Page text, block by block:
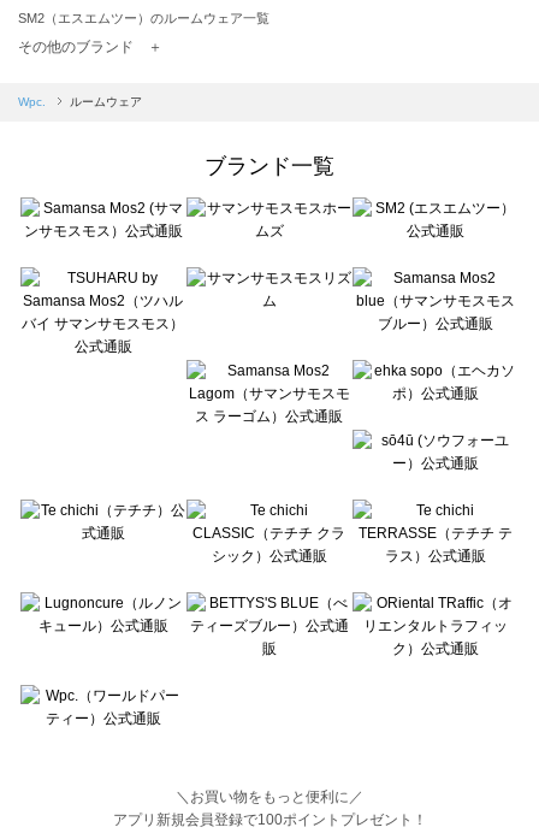
SM2（エスエムツー）のルームウェア一覧
TSUHARU by Samansa Mos2（ツハルバイサマンサモスモス）のルームウェア一覧
Samansa Mos2 blue（サマンサモスモス ブルー）のルームウェア一覧
sō4ū（ソウフォーユー）のルームウェア一覧
Te chichi（テチチ）のルームウェア一覧
Te chichi CLASSIC（テチチ クラシック）のルームウェア一覧
Lugnoncure（ルノンキュール）のルームウェア一覧
BETTY'S BLUE（べティーズブルー）のルームウェア一覧
Wpc.（ワールドパーティー）のルームウェア一覧
その他のブランド ＋
Wpc. ルームウェア
ブランド一覧
＼お買い物をもっと便利に／
アプリ新規会員登録で100ポイントプレゼント！